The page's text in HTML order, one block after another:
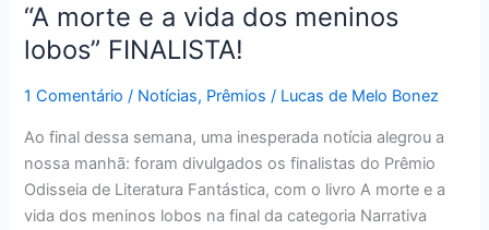
“A morte e a vida dos meninos
lobos” FINALISTA!
1 Comentário / Notícias, Prêmios / Lucas de Melo Bonez
Ao final dessa semana, uma inesperada notícia alegrou a
nossa manhã: foram divulgados os finalistas do Prêmio
Odisseia de Literatura Fantástica, com o livro A morte e a
vida dos meninos lobos na final da categoria Narrativa